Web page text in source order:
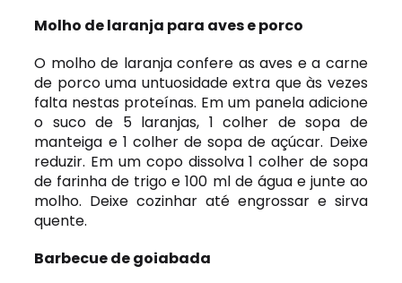
Molho de laranja para aves e porco
O molho de laranja confere as aves e a carne
de porco uma untuosidade extra que às vezes
falta nestas proteínas. Em um panela adicione
o suco de 5 laranjas, 1 colher de sopa de
manteiga e 1 colher de sopa de açúcar. Deixe
reduzir. Em um copo dissolva 1 colher de sopa
de farinha de trigo e 100 ml de água e junte ao
molho. Deixe cozinhar até engrossar e sirva
quente.
Barbecue de goiabada